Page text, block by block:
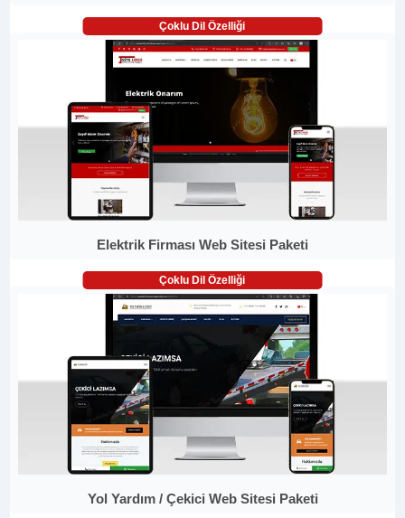
Çoklu Dil Özelliği
Elektrik Firması Web Sitesi Paketi
Çoklu Dil Özelliği
Yol Yardım / Çekici Web Sitesi Paketi